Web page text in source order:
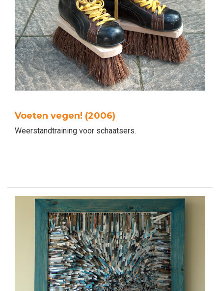
Voeten vegen! (2006)
Weerstandtraining voor schaatsers.